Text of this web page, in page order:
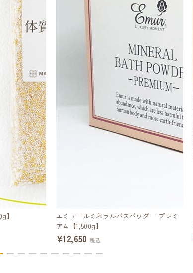
】
エミュールミネラルバスパウダー プレミ
アム【1,500g】
¥12,650 税込